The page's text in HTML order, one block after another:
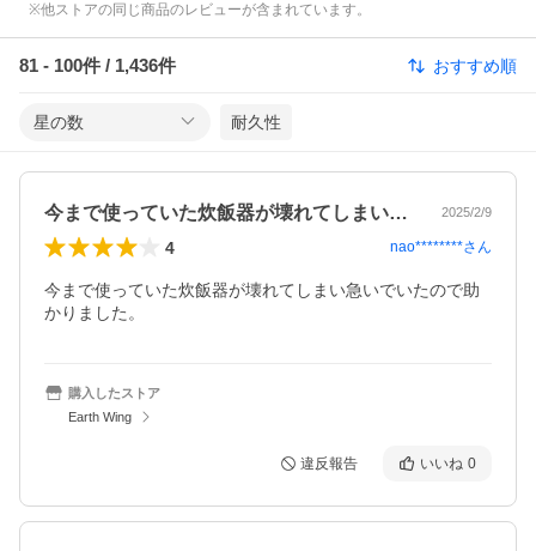
※他ストアの同じ商品のレビューが含まれています。
81 - 100件 / 1,436件 おすすめ順
星の数 耐久性
今まで使っていた炊飯器が壊れてしまい急… 2025/2/9
4 nao********さん
今まで使っていた炊飯器が壊れてしまい急いでいたので助
かりました。
購入したストア
Earth Wing
違反報告 いいね 0